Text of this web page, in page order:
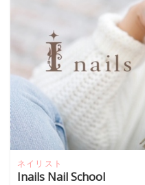
ネイリスト
Inails Nail School